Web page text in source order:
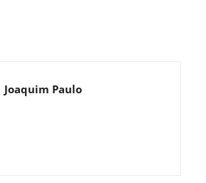
Joaquim Paulo